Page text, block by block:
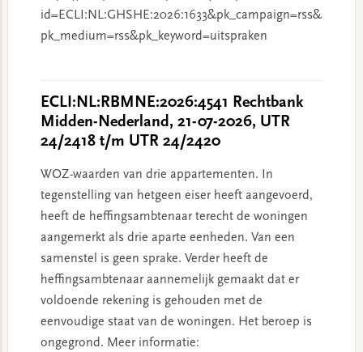
id=ECLI:NL:GHSHE:2026:1633&pk_campaign=rss&
pk_medium=rss&pk_keyword=uitspraken
ECLI:NL:RBMNE:2026:4541 Rechtbank
Midden-Nederland, 21-07-2026, UTR
24/2418 t/m UTR 24/2420
WOZ-waarden van drie appartementen. In
tegenstelling van hetgeen eiser heeft aangevoerd,
heeft de heffingsambtenaar terecht de woningen
aangemerkt als drie aparte eenheden. Van een
samenstel is geen sprake. Verder heeft de
heffingsambtenaar aannemelijk gemaakt dat er
voldoende rekening is gehouden met de
eenvoudige staat van de woningen. Het beroep is
ongegrond. Meer informatie: